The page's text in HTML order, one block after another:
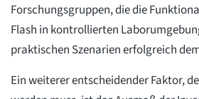
Forschungsgruppen, die die
Flash in kontrollierten
praktischen Szenarien erfolgreich
Ein weiterer entscheidender Faktor,